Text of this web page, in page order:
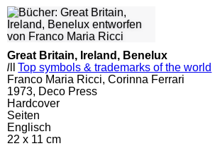
Great Britain, Ireland, Benelux
l
Top symbols & trademarks of the world
Franco Maria Ricci, Corinna Ferrari
1973, Deco Press
Hardcover
Seiten
Englisch
22 x 11 cm